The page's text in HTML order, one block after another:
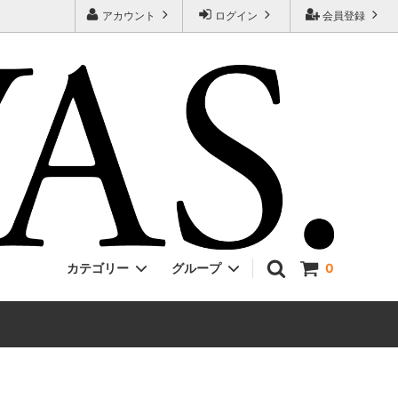
会員登録
ログイン
アカウント
0
カテゴリー グループ